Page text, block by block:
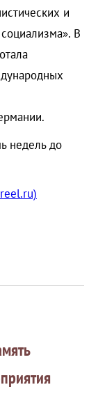
и
В
недель до